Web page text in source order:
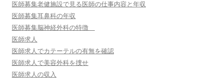
医師募集老健施設で見る医師の仕事内容と年収
医師募集耳鼻科の年収
医師募集脳神経外科の特徴
医師求人
医師求人でカテーテルの有無を確認
医師求人で美容外科を捜せ
医師求人の収入